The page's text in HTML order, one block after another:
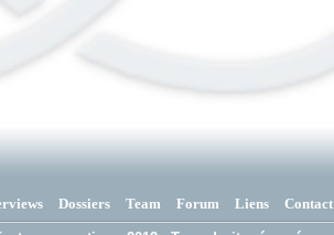
Dossiers Team Forum Liens Contact